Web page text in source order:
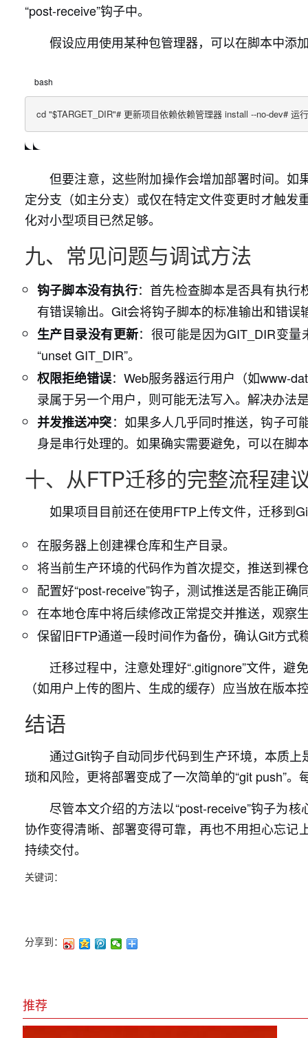
“post-receive”钩子中。
假设应用使用某种包管理器，可以在脚本中添
bash
cd "$TARGET_DIR"# 更新项目依赖依赖管理器 install --no-dev#
但要注意，这些附加操作会增加部署时间。
定分支（如主分支）或仅在特定文件变更时才触
化对小型项目已然足够。
九、常见问题与调试方法
钩子脚本没有执行：首先检查脚本是否具有执行
有错误输出。Git会将钩子脚本的标准输出和错误
生产目录没有更新：很可能是因为GIT_DIR变
“unset GIT_DIR”。
权限拒绝错误：Web服务器运行用户（如www-
录属于另一个用户，则可能无法写入。解决办法
并发推送冲突：如果多人几乎同时推送，钩子可
身是串行处理的。如果确实需要避免，可以在脚
十、从FTP迁移的完整流程建
如果项目目前还在使用FTP上传文件，迁移到
在服务器上创建裸仓库和生产目录。
将当前生产环境的代码作为首次提交，推送到裸
配置好“post-receive”钩子，测试推送是否能正确
在本地仓库中将后续修改正常提交并推送，观察
保留旧FTP通道一段时间作为备份，确认Git方式
迁移过程中，注意处理好“.gitignore”文件，
（如用户上传的图片、生成的缓存）应当放在版本
结语
通过Git钩子自动同步代码到生产环境，本质
琐和风险，更将部署变成了一次简单的“git push”
尽管本文介绍的方法以“post-receive”钩子为
协作变得清晰、部署变得可靠，再也不用担心忘
持续交付。
关键词：
分享到：
推荐